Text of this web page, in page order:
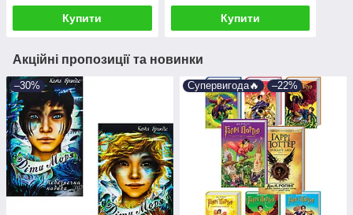
Купити Купити
Акційні пропозиції та новинки
–30% Супервигода🔥 –22%